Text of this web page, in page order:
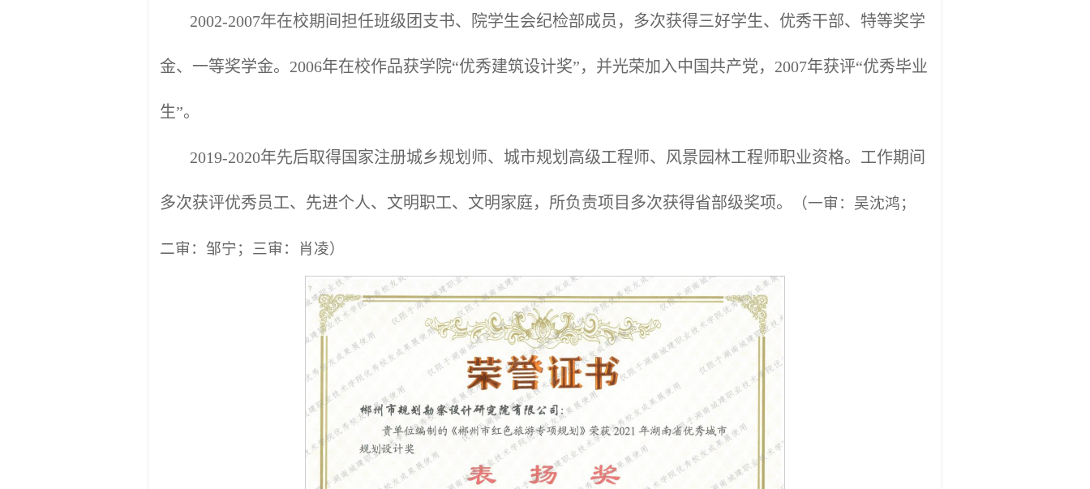
2002-2007年在校期间担任班级团支书、院学生会纪检部成员，多次获得三好学生、优秀干部、特等奖学
金、一等奖学金。2006年在校作品获学院“优秀建筑设计奖”，并光荣加入中国共产党，2007年获评“优秀毕业
生”。
2019-2020年先后取得国家注册城乡规划师、城市规划高级工程师、风景园林工程师职业资格。工作期间
多次获评优秀员工、先进个人、文明职工、文明家庭，所负责项目多次获得省部级奖项。 （一审：吴沈鸿；
二审：邹宁；三审：肖凌）